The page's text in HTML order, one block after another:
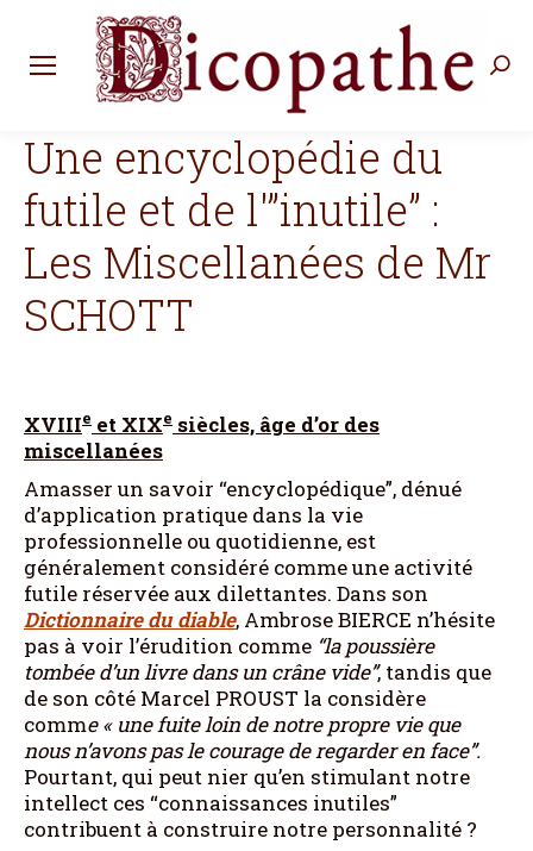
Une encyclopédie du
futile et de l'”inutile” :
Les Miscellanées de Mr
SCHOTT
XVIIIe et XIXe siècles, âge d’or des
miscellanées
Amasser un savoir “encyclopédique”, dénué
d’application pratique dans la vie
professionnelle ou quotidienne, est
généralement considéré comme une activité
futile réservée aux dilettantes. Dans son
Dictionnaire du diable, Ambrose BIERCE n’hésite
pas à voir l’érudition comme “la poussière
tombée d’un livre dans un crâne vide”, tandis que
de son côté Marcel PROUST la considère
comme « une fuite loin de notre propre vie que
nous n’avons pas le courage de regarder en face”.
Pourtant, qui peut nier qu’en stimulant notre
intellect ces “connaissances inutiles”
contribuent à construire notre personnalité ?